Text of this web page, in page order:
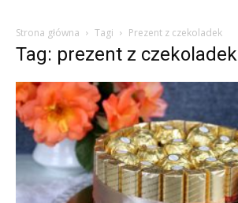
Strona główna Tagi Prezent z czekoladek
Tag: prezent z czekoladek